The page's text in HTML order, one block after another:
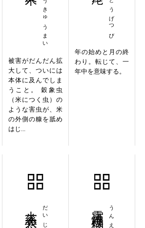
被害がだんだん拡
大して、ついには
本体に及んでしま
うこと。 穀象虫
（米につく虫）の
ような害虫が、米
の外側の糠を舐め
はじ...
年の始めと月の終
わり。転じて、一
年中を意味する。